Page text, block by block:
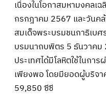
เนื่องในโอกาสมหามงคล
กรกฎาคม 2567 และวันค
สมเด็จพระบรมชนกาธิเบ
บรมนาถบพิตร 5 ธันวาคม
ประเทศได้มีโลหิตใช้ในกา
เพียงพอ โดยมียอดผู้บริจ
59,850 ซีซี